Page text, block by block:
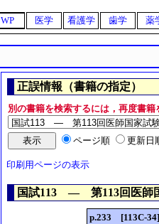
WP 医学 看護学 歯学 薬
正誤情報（書籍の指定）
別の書籍を検索するには，再度書籍
ページ順 更新日
印刷用ページの表示
国試113 ― 第113回医師
p.233 [113C-